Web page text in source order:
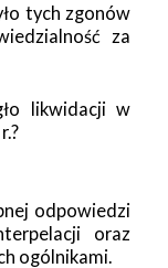
tych zgonów
za
likwidacji w
odpowiedzi
oraz
ogólnikami.